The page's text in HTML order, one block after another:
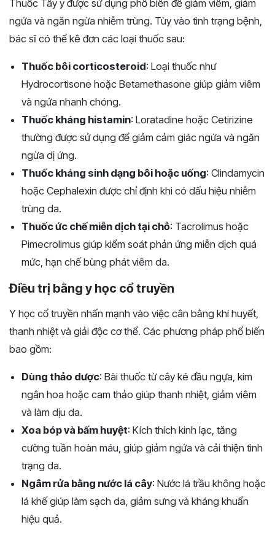
Thuốc Tây y được sử dụng phổ biến để giảm viêm, giảm
ngứa và ngăn ngừa nhiễm trùng. Tùy vào tình trạng bệnh,
bác sĩ có thể kê đơn các loại thuốc sau:
Thuốc bôi corticosteroid: Loại thuốc như
Hydrocortisone hoặc Betamethasone giúp giảm viêm
và ngứa nhanh chóng.
Thuốc kháng histamin: Loratadine hoặc Cetirizine
thường được sử dụng để giảm cảm giác ngứa và ngăn
ngừa dị ứng.
Thuốc kháng sinh dạng bôi hoặc uống: Clindamycin
hoặc Cephalexin được chỉ định khi có dấu hiệu nhiễm
trùng da.
Thuốc ức chế miễn dịch tại chỗ: Tacrolimus hoặc
Pimecrolimus giúp kiểm soát phản ứng miễn dịch quá
mức, hạn chế bùng phát viêm da.
Điều trị bằng y học cổ truyền
Y học cổ truyền nhấn mạnh vào việc cân bằng khí huyết,
thanh nhiệt và giải độc cơ thể. Các phương pháp phổ biến
bao gồm:
Dùng thảo dược: Bài thuốc từ cây ké đầu ngựa, kim
ngân hoa hoặc cam thảo giúp thanh nhiệt, giảm viêm
và làm dịu da.
Xoa bóp và bấm huyệt: Kích thích kinh lạc, tăng
cường tuần hoàn máu, giúp giảm ngứa và cải thiện tình
trạng da.
Ngâm rửa bằng nước lá cây: Nước lá trầu không hoặc
lá khế giúp làm sạch da, giảm sưng và kháng khuẩn
hiệu quả.